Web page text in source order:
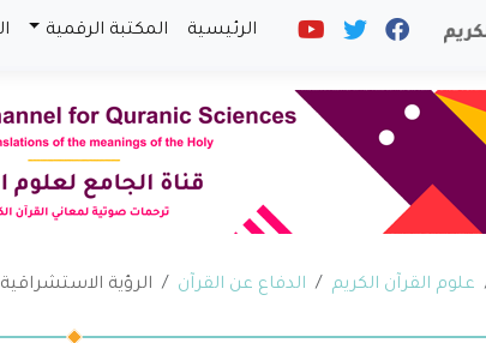
الرئيسية المكتبة الرقمية
علوم القرآن الكريم الدفاع عن القرآن الرؤية